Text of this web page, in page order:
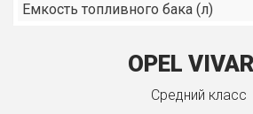
Емкость топливного бака (л)
OPEL
Средний класс